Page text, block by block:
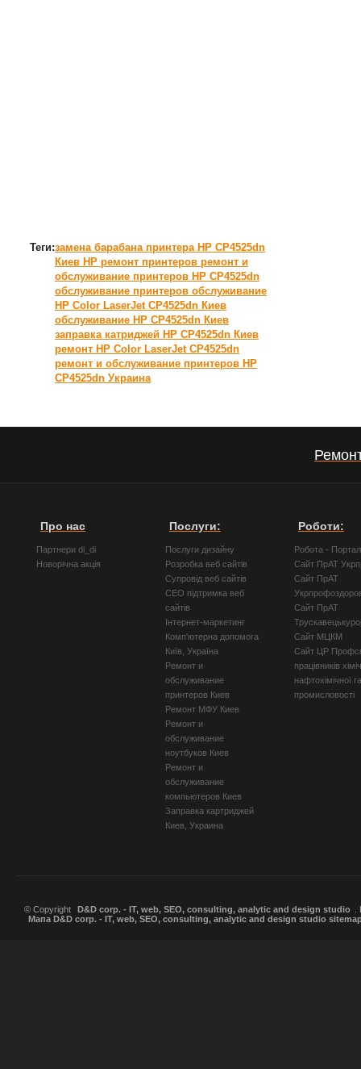
Теги:замена барабана принтера HP CP4525dn
Киев HP ремонт принтеров ремонт и
обслуживание принтеров HP CP4525dn
обслуживание принтеров обслуживание
HP Color LaserJet CP4525dn Киев
обслуживание HP CP4525dn Киев
заправка катриджей HP CP4525dn Киев
ремонт HP Color LaserJet CP4525dn
ремонт и обслуживание принтеров HP
CP4525dn Украина
Про нас
Партнери di_di
Новорічна акція
Послуги:
Послуги дизайну
Розробка веб сайтів
Супровід веб сайтів
СЕО підтримка веб
сайтів
Інтернет-маркетинг
Комп'ютерна допомога
Київ, Україна
Ремонт и
обслуживание
принтеров Киев
Ремонт МФУ Киев
Ремонт и
обслуживание
ноутбуков Киев
Ремонт и
обслуживание
компьютеров Киев
Заправка картриджей
Киев, Украина
Роботи:
Робота -
Сайт ПрАТ
Сайт ПрАТ
Сайт ПрАТ
Сайт МЦКМ
Сайт ЦР
працівників
нафтохімічної
промисловості
© Copyright D&D corp. - IT, web, SEO, consulting, analytic and design studio
Мапа D&D corp. - IT, web, SEO, consulting, analytic and design studio